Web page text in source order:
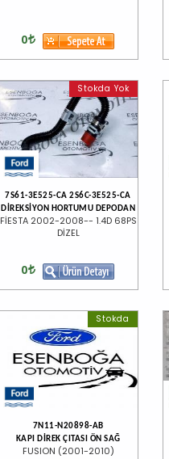
0
Stokda Yok
7S61-3E525-CA 2S6C-3E525-CA
DİREKSİYON HORTUMU DEPODAN
FİESTA 2002-2008-- 1.4D 68PS
DİZEL
0
Stokda
7N11-N20898-AB
KAPI DİREK ÇITASI ÖN SAĞ
FUSION (2001-2010)